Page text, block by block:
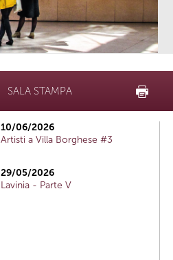
SALA STAMPA
10/06/2026
Artisti a Villa Borghese #3
29/05/2026
Lavinia - Parte V